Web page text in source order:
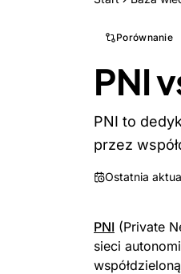
Porównanie
PNI
PNI to
przez
Ostatnia
PNI (Private
sieci